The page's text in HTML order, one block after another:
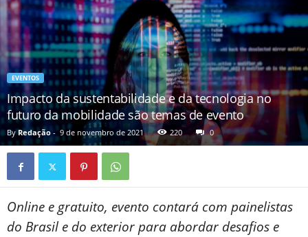
EVENTOS
Impacto da sustentabilidade e da tecnologia no
futuro da mobilidade são temas de evento
By Redação - 9 de novembro de 2021 220 0
Online e gratuito, evento contará com painelistas
do Brasil e do exterior para abordar desafios e